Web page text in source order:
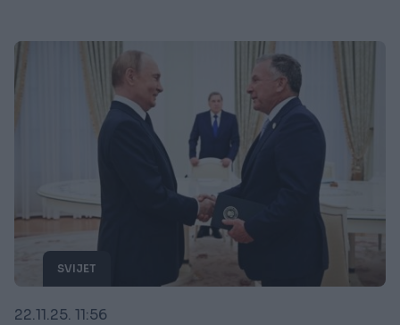
SVIJET
22.11.25. 11:56